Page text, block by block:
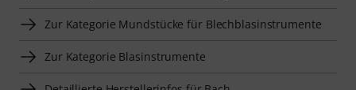
Zur Kategorie Mundstücke für Blechblasinstrumente
Zur Kategorie Blasinstrumente